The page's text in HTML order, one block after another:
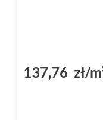
137,76 zł/